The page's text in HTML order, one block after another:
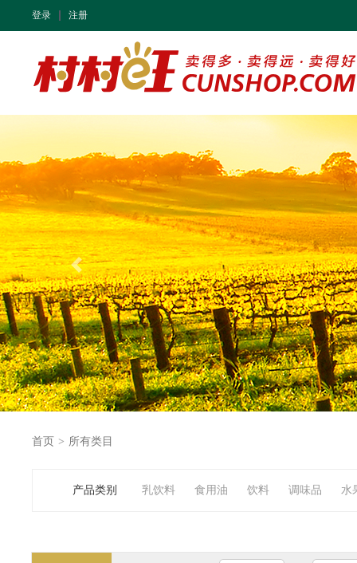
登录 注册
首页 > 所有类目
产品类别 乳饮料 食用油 饮料 调味品 水